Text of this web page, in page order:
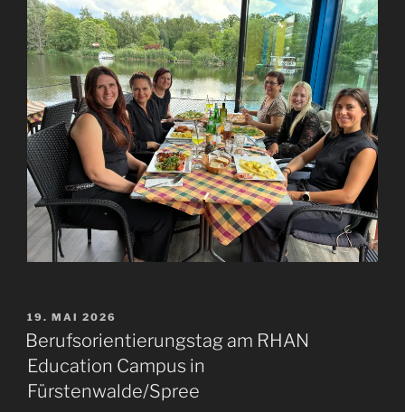
VERÖFFENTLICHT
AM
19. MAI 2026
Berufsorientierungstag am RHAN
Education Campus in
Fürstenwalde/Spree